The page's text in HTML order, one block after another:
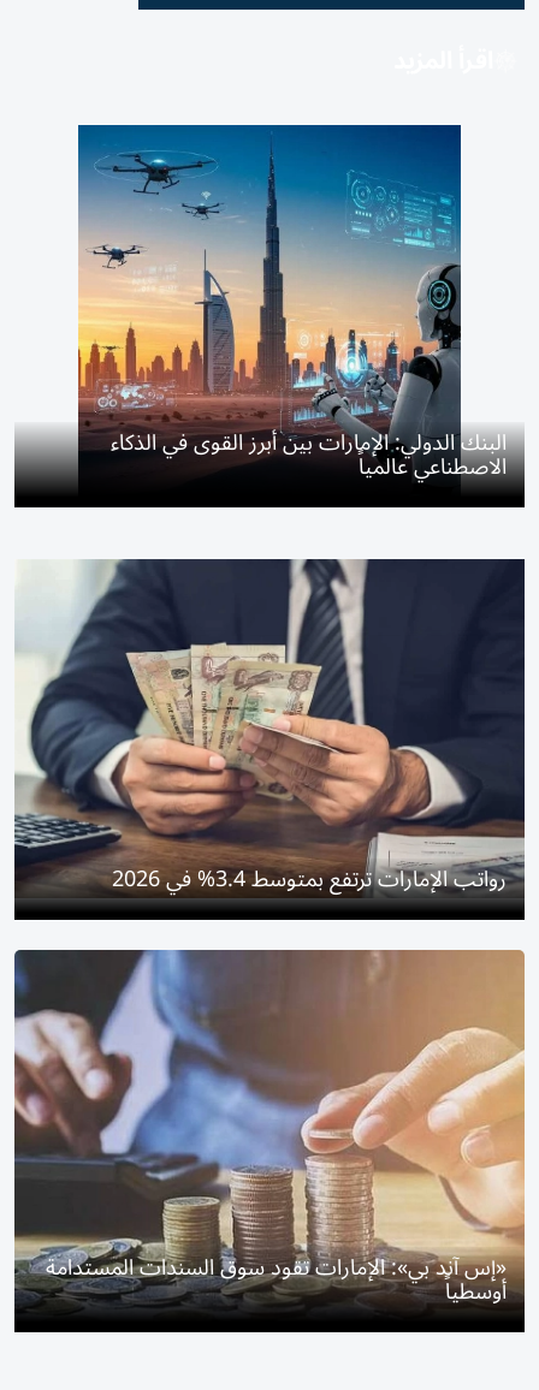
البنك الدولي: الإمارات بين أبرز القوى في الذكاء
الاصطناعي عالمياً
رواتب الإمارات ترتفع بمتوسط 3.4% في 2026
«إس آند بي»: الإمارات تقود سوق السندات المستدامة
أوسطياً